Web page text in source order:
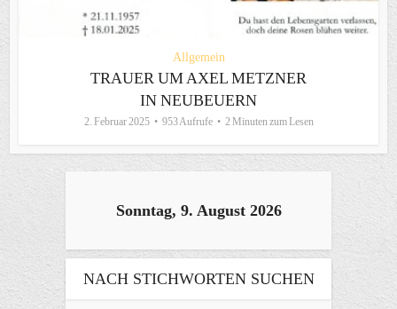
Allgemein
TRAUER UM AXEL METZNER
IN NEUBEUERN
2. Februar 2025 953 Aufrufe 2 Minuten zum Lesen
Sonntag, 9. August 2026
NACH STICHWORTEN SUCHEN